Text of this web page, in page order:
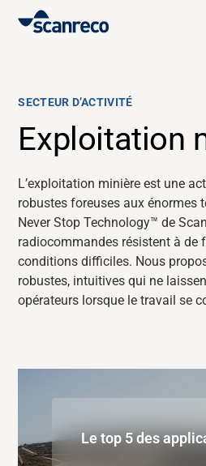
Industries
Hub de connaissance
SECTEUR D’ACTIVITÉ
Exploitation
L’exploitation minière est une
robustes foreuses aux énormes
Never Stop Technology™ de
radiocommandes résistent à de
conditions difficiles. Nous
robustes, intuitives qui ne
opérateurs lorsque le travail se
Le top 5 des